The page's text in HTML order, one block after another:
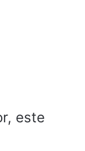
este